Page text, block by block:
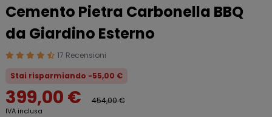
Cemento Pietra Carbonella BBQ
da Giardino Esterno
17 Recensioni
Stai risparmiando -55,00 €
399,00 € 454,00 €
IVA inclusa